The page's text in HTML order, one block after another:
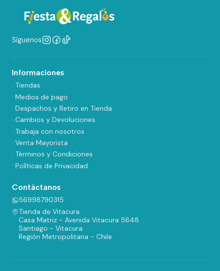
Síguenos
Informaciones
· Tiendas
· Medios de pago
· Despachos y Retiro en Tienda
· Cambios y Devoluciones
· Trabaja con nosotros
· Venta Mayorista
· Términos y Condiciones
· Políticas de Privacidad
Contáctanos
56998790315
Tienda de Vitacura
Casa Matriz - Avenida Vitacura 5648
Santiago - Vitacura
Región Metropolitana - Chile